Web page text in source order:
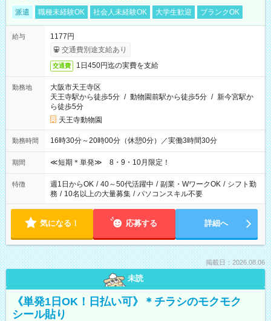
派遣 職種未経験OK 社会人未経験OK 大学生歓迎 ブランクOK
給与
1177円
交通費別途支給あり
交通費 1日450円迄の実費を支給
勤務地
大阪市天王寺区
天王寺駅から徒歩5分 / 動物園前駅から徒歩5分 / 新今宮駅か
ら徒歩5分
天王寺動物園
勤務時間 16時30分～20時00分（休憩0分）／実働3時間30分
期間 ≪短期＊単発≫ 8・9・10月限定！
特徴 週1日からOK / 40～50代活躍中 / 副業・WワークOK / シフト勤
務 / 10名以上の大量募集 / パソコンスキル不要
気になる！ 応募する 詳細へ
掲載日：2026.08.06
未読
《単発1日OK！日払い可》＊チラシのモクモク
シール貼り